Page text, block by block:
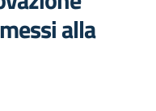
alla